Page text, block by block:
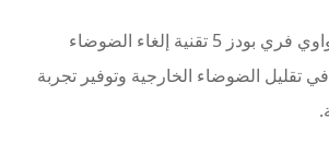
نعم، تدعم سماعة هواوي فري بودز 5 تقنية إلغاء الضوضاء
تقليل الضوضاء الخارجية وتوفير تجربة